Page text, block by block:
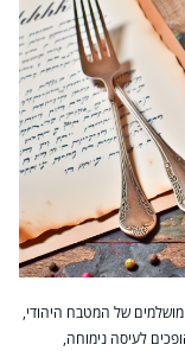
של המטבח היהודי,
לעיסה נימוחה,